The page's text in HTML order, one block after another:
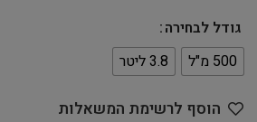
גודל לבחירה
500 מ"ל
3.8 ליטר
הוסף לרשימת המשאלות